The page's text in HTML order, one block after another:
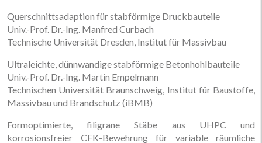
Querschnittsadaption für stabförmige Druckbauteile
Univ.-Prof. Dr.-Ing. Manfred Curbach
Technische Universität Dresden, Institut für Massivbau
Ultraleichte, dünnwandige stabförmige Betonhohlbauteile
Univ.-Prof. Dr.-Ing. Martin Empelmann
Technischen Universität Braunschweig, Institut für Baustoffe,
Massivbau und Brandschutz (iBMB)
Formoptimierte, filigrane Stäbe aus UHPC und
korrosionsfreier CFK-Bewehrung für variable räumliche